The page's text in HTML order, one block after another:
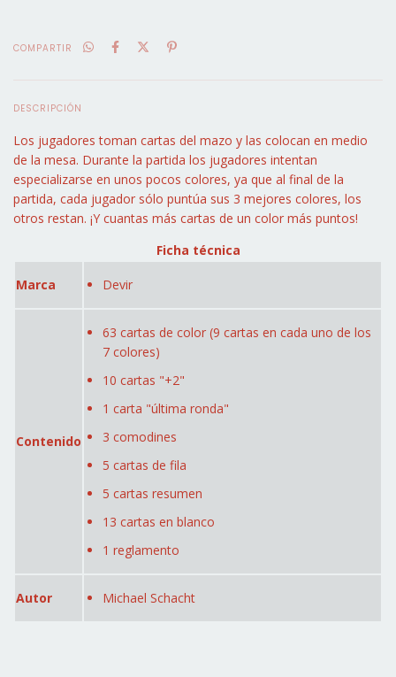
COMPARTIR
DESCRIPCIÓN
Los jugadores toman cartas del mazo y las colocan en medio
de la mesa. Durante la partida los jugadores intentan
especializarse en unos pocos colores, ya que al final de la
partida, cada jugador sólo puntúa sus 3 mejores colores, los
otros restan. ¡Y cuantas más cartas de un color más puntos!
Ficha técnica
Marca Devir
Contenido
63 cartas de color (9 cartas en cada uno de los
7 colores)
10 cartas "+2"
1 carta "última ronda"
3 comodines
5 cartas de fila
5 cartas resumen
13 cartas en blanco
1 reglamento
Autor Michael Schacht